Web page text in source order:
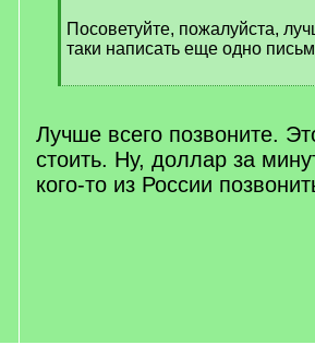
Посоветуйте, пожалуйста,
таки написать еще одно
[
q
]
Лучше всего позвоните.
стоить. Ну, доллар за
кого-то из России